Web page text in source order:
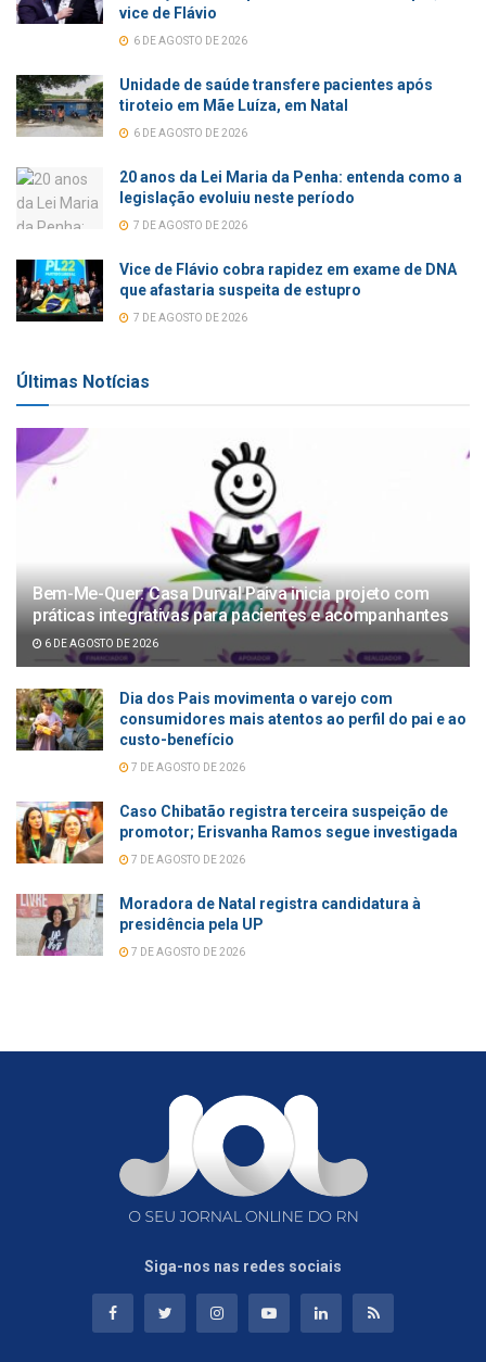
vice de Flávio
6 DE AGOSTO DE 2026
Unidade de saúde transfere pacientes após
tiroteio em Mãe Luíza, em Natal
6 DE AGOSTO DE 2026
20 anos da Lei Maria da Penha: entenda como a
legislação evoluiu neste período
7 DE AGOSTO DE 2026
Vice de Flávio cobra rapidez em exame de DNA
que afastaria suspeita de estupro
7 DE AGOSTO DE 2026
Últimas Notícias
Bem-Me-Quer: Casa Durval Paiva inicia projeto com
práticas integrativas para pacientes e acompanhantes
6 DE AGOSTO DE 2026
Dia dos Pais movimenta o varejo com
consumidores mais atentos ao perfil do pai e ao
custo-benefício
7 DE AGOSTO DE 2026
Caso Chibatão registra terceira suspeição de
promotor; Erisvanha Ramos segue investigada
7 DE AGOSTO DE 2026
Moradora de Natal registra candidatura à
presidência pela UP
7 DE AGOSTO DE 2026
Siga-nos nas redes sociais